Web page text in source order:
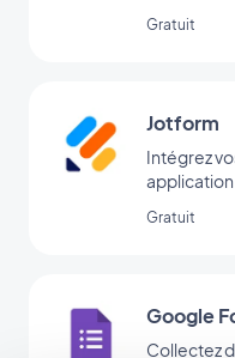
Gratuit
Jotform
Intégrez
application
Gratuit
Google
Collectez